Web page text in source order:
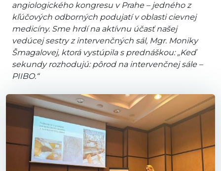
angiologického kongresu v Prahe – jedného z
kľúčových odborných podujatí v oblasti cievnej
medicíny. Sme hrdí na aktívnu účasť našej
vedúcej sestry z intervenčných sál, Mgr. Moniky
Šmagalovej, ktorá vystúpila s prednáškou: „Keď
sekundy rozhodujú: pôrod na intervenčnej sále –
PIIBO.“